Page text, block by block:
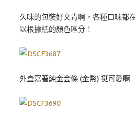
久味的包裝好文青啊，各種口味
以根據紙的顏色區分！
外盒寫著純金金條 (金幣) 挺可愛啊